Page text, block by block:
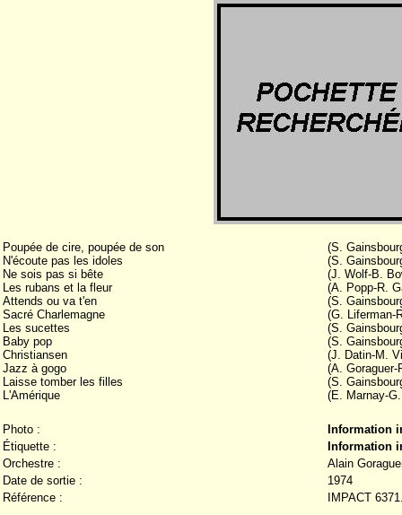
Poupée de cire, poupée de son
N'écoute pas les idoles
Ne sois pas si bête
Les rubans et la fleur
Attends ou va t'en
Sacré Charlemagne
Les sucettes
Baby pop
Christiansen
Jazz à gogo
Laisse tomber les filles
L'Amérique
(S.
(S.
(J. Wolf-B.
(A. Popp-R.
(S.
(G. Liferman-
(S.
(S.
(J. Datin-M.
(A. Goraguer-
(S.
(E. Marnay-
Photo :
Information
Étiquette :
Information
Orchestre :
Alain
Date de sortie :
1974
Référence :
IMPACT